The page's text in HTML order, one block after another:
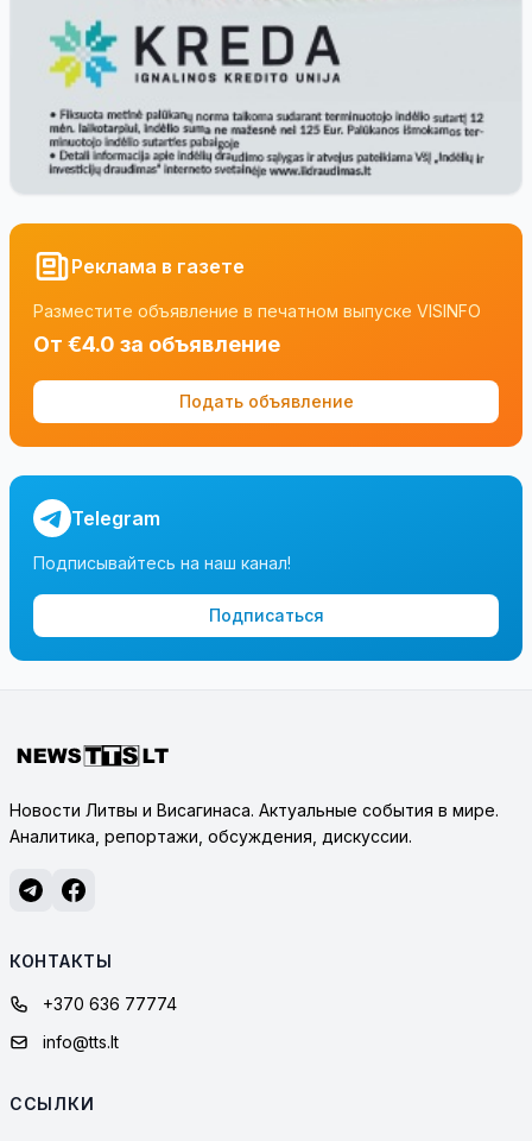
Реклама в газете
Разместите объявление в печатном выпуске VISINFO
От €4.0 за объявление
Подать объявление
Telegram
Подписывайтесь на наш канал!
Подписаться
Новости Литвы и Висагинаса. Актуальные события в мире.
Аналитика, репортажи, обсуждения, дискуссии.
КОНТАКТЫ
+370 636 77774
info@tts.lt
ССЫЛКИ